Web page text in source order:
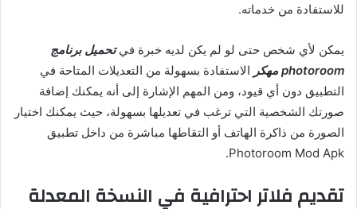
للاستفادة من خدماته.
يمكن لأي شخص حتى لو لم يكن لديه خبرة فيتحميل برنامج
photoroom مهكر
الاستفادة بسهولة من التعديلات المتاحة في
التطبيق دون أي قيود، ومن المهم الإشارة إلى أنه يمكنك إضافة
صورتك الشخصية التي ترغب في تعديلها بسهولة، حيث يمكنك اختيار
الصورة من ذاكرة الهاتف أو التقاطها مباشرة من داخل تطبيق
Photoroom Mod Apk.
تقديم فلاتر احترافية في النسخة المعدلة